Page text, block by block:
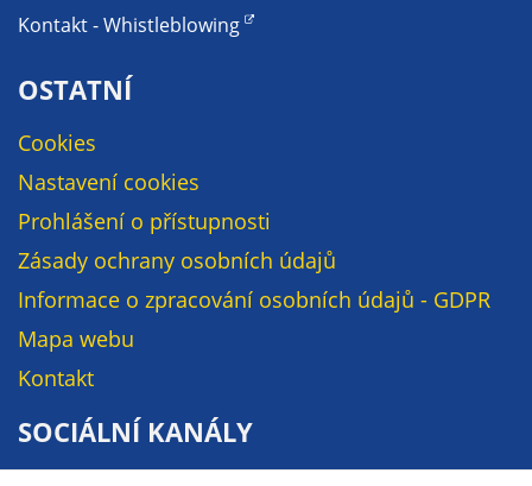
Kontakt - Whistleblowing
OSTATNÍ
Cookies
Nastavení cookies
Prohlášení o přístupnosti
Zásady ochrany osobních údajů
Informace o zpracování osobních údajů - GDPR
Mapa webu
Kontakt
SOCIÁLNÍ KANÁLY
těchto informací
není zpravidla
pseudonymizované